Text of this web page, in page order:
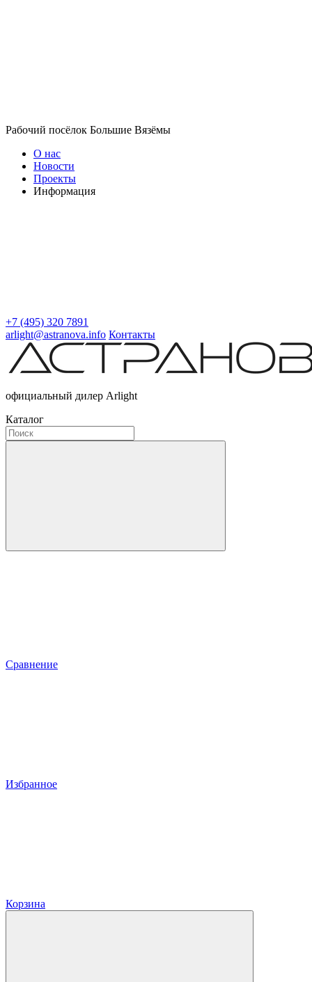
Рабочий посёлок Большие Вязёмы
О нас
Новости
Проекты
Информация
+7 (495) 320 7891
arlight@astranova.info Контакты
официальный дилер Arlight
Каталог
Сравнение
Избранное
Корзина